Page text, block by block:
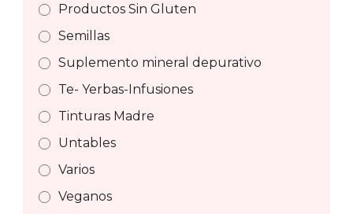
Productos Sin Gluten
Semillas
Suplemento mineral depurativo
Te- Yerbas-Infusiones
Tinturas Madre
Untables
Varios
Veganos